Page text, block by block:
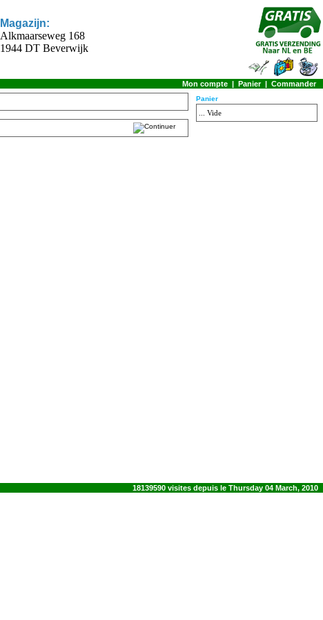
Magazijn:
Alkmaarseweg 168
1944 DT Beverwijk
Mon compte | Panier| Commander
Panier
... Vide
18139590 visites depuis le Thursday 04 March, 2010